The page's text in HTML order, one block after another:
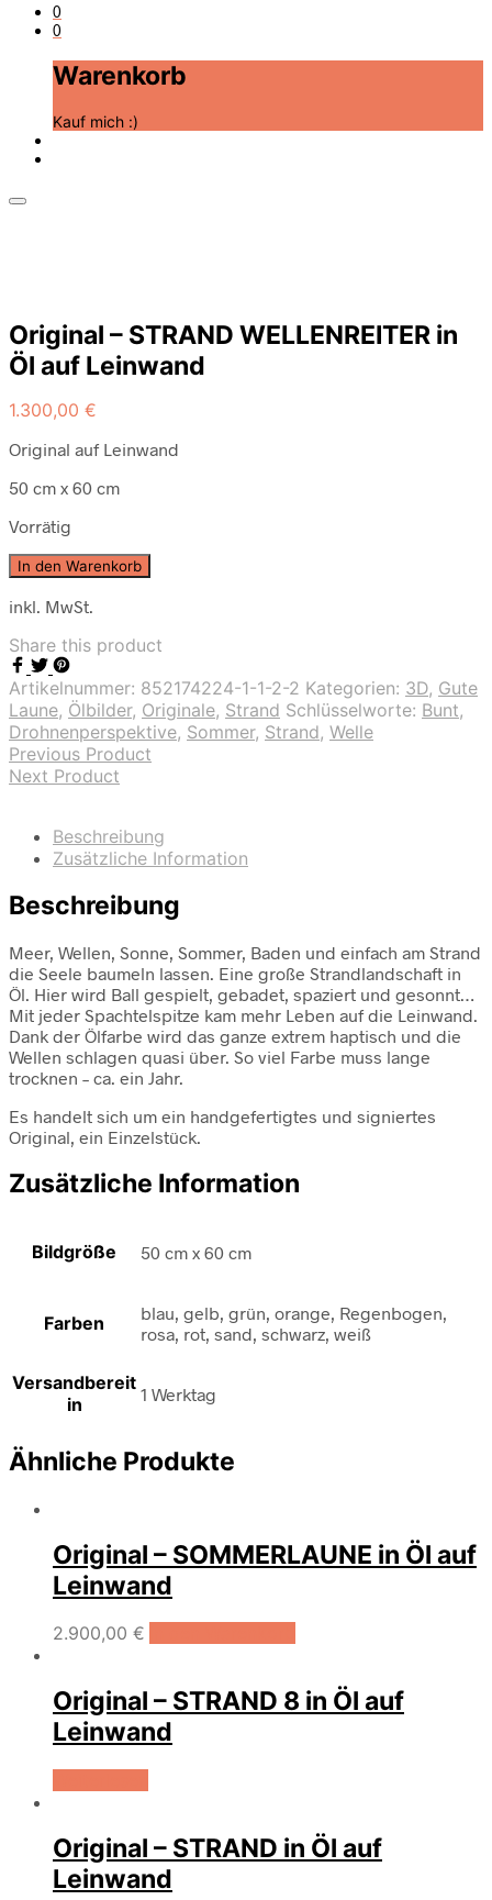
0
0
Warenkorb
Kauf mich :)
Original – STRAND WELLENREITER in
Öl auf Leinwand
1.300,00 €
Original auf Leinwand
50 cm x 60 cm
Vorrätig
In den Warenkorb
inkl. MwSt.
Share this product
Artikelnummer: 852174224-1-1-2-2 Kategorien: 3D, Gute
Laune, Ölbilder, Originale, Strand Schlüsselworte: Bunt,
Drohnenperspektive, Sommer, Strand, Welle
Previous Product
Next Product
Beschreibung
Zusätzliche Information
Beschreibung
Meer, Wellen, Sonne, Sommer, Baden und einfach am Strand
die Seele baumeln lassen. Eine große Strandlandschaft in
Öl. Hier wird Ball gespielt, gebadet, spaziert und gesonnt…
Mit jeder Spachtelspitze kam mehr Leben auf die Leinwand.
Dank der Ölfarbe wird das ganze extrem haptisch und die
Wellen schlagen quasi über. So viel Farbe muss lange
trocknen – ca. ein Jahr.
Es handelt sich um ein handgefertigtes und signiertes
Original, ein Einzelstück.
Zusätzliche Information
Bildgröße 50 cm x 60 cm
Farben
blau, gelb, grün, orange, Regenbogen,
rosa, rot, sand, schwarz, weiß
Versandbereit
in
1 Werktag
Ähnliche Produkte
Original – SOMMERLAUNE in Öl auf
Leinwand
2.900,00 €
Original – STRAND 8 in Öl auf
Leinwand
Original – STRAND in Öl auf
Leinwand